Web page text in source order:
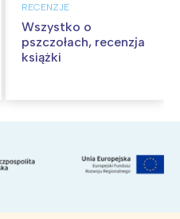
RECENZJE
Wszystko o
pszczołach, recenzja
książki